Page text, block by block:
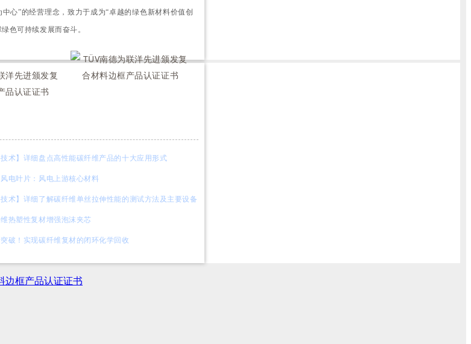
心”的经营理念，致力于成为“卓越的绿色新材料价值创
色可持续发展而奋斗。
技术】详细盘点高性能碳纤维产品的十大应用形式
风电叶片：风电上游核心材料
术】 详细了解碳纤维单丝拉伸性能的测试方法及主要设备
热塑性复材增强泡沫夹芯
破！实现碳纤维复材的闭环化学回收
边框产品认证证书